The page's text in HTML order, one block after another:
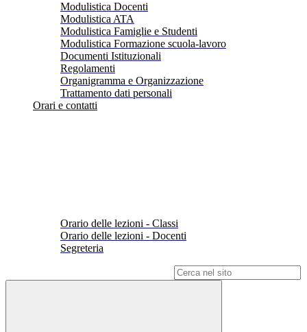
Modulistica Docenti
Modulistica ATA
Modulistica Famiglie e Studenti
Modulistica Formazione scuola-lavoro
Documenti Istituzionali
Regolamenti
Organigramma e Organizzazione
Trattamento dati personali
Orari e contatti
Orario delle lezioni - Classi
Orario delle lezioni - Docenti
Segreteria